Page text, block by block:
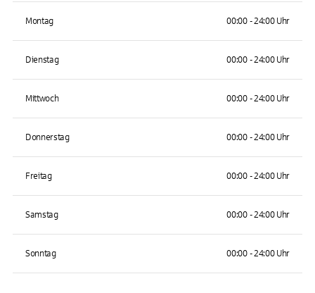
Montag 00:00 - 24:00 Uhr
Dienstag 00:00 - 24:00 Uhr
Mittwoch 00:00 - 24:00 Uhr
Donnerstag 00:00 - 24:00 Uhr
Freitag 00:00 - 24:00 Uhr
Samstag 00:00 - 24:00 Uhr
Sonntag 00:00 - 24:00 Uhr